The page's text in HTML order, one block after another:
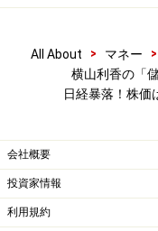
一般的に、移動平
底となる「買いサ
す。反対に、プラ
もちろん、10％に到
もありますし、10％
数字はあくまでも目
All About > マネー >
横山利香の「
日経暴落！株価
会社概要
投資家情報
利用規約